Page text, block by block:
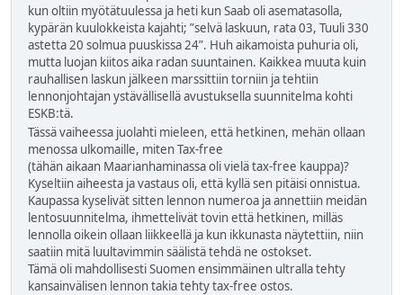
kun oltiin myötätuulessa ja heti kun Saab oli asematasolla,
kypärän kuulokkeista kajahti; ”selvä laskuun, rata 03, Tuuli 330
astetta 20 solmua puuskissa 24”. Huh aikamoista puhuria oli,
mutta luojan kiitos aika radan suuntainen. Kaikkea muuta kuin
rauhallisen laskun jälkeen marssittiin torniin ja tehtiin
lennonjohtajan ystävällisellä avustuksella suunnitelma kohti
ESKB:tä.
Tässä vaiheessa juolahti mieleen, että hetkinen, mehän ollaan
menossa ulkomaille, miten Tax-free
(tähän aikaan Maarianhaminassa oli vielä tax-free kauppa)?
Kyseltiin aiheesta ja vastaus oli, että kyllä sen pitäisi onnistua.
Kaupassa kyselivät sitten lennon numeroa ja annettiin meidän
lentosuunnitelma, ihmettelivät tovin että hetkinen, milläs
lennolla oikein ollaan liikkeellä ja kun ikkunasta näytettiin, niin
saatiin mitä luultavimmin säälistä tehdä ne ostokset.
Tämä oli mahdollisesti Suomen ensimmäinen ultralla tehty
kansainvälisen lennon takia tehty tax-free ostos.